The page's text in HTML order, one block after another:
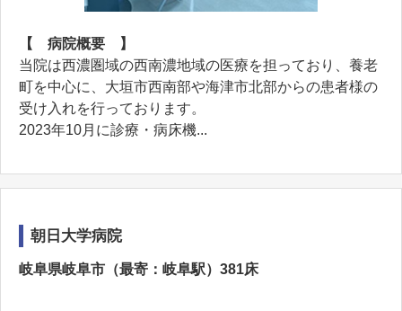
【 病院概要 】
当院は西濃圏域の西南濃地域の医療を担っており、養老
町を中心に、大垣市西南部や海津市北部からの患者様の
受け入れを行っております。
2023年10月に診療・病床機...
朝日大学病院
岐阜県岐阜市（最寄：岐阜駅）381床